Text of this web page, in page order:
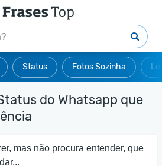
Status Fotos Sozinha
do Whatsapp que
mas não procura entender, que